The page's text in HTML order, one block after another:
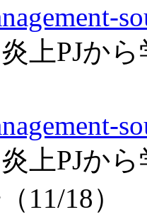
上PJか
上PJか
11/18）